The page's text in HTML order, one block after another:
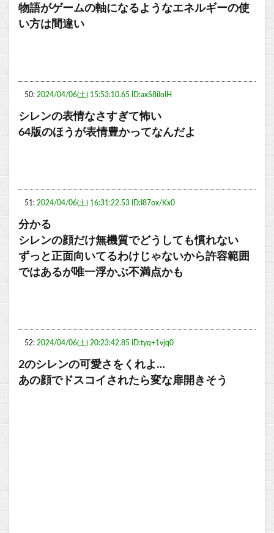
物語がゲームの軸になるようなエネルギーの使
い方は間違い
50: 2024/04/06(土) 15:53:10.65 ID:axS8iloIH
シレンの表情なさすぎて怖い
64版のほうが表情豊かってなんだよ
51: 2024/04/06(土) 16:31:22.53 ID:I87ox/Kx0
分かる
シレンの顔だけ無機質でどうしても慣れない
ずっと正面向いてるわけじゃないから許容範囲
ではあるが唯一浮かぶ不満点かも
52: 2024/04/06(土) 20:23:42.85 ID:tyq+1vjq0
2のシレンの可愛さをくれよ…
あの顔でドスコイされたら変な扉開きそう